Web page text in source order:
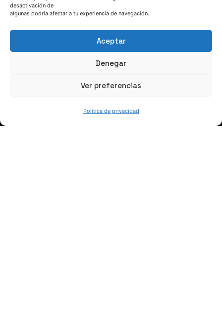
desactivación de
algunas podría afectar a tu experiencia de navegación.
Aceptar
Denegar
Ver preferencias
Política de privacidad